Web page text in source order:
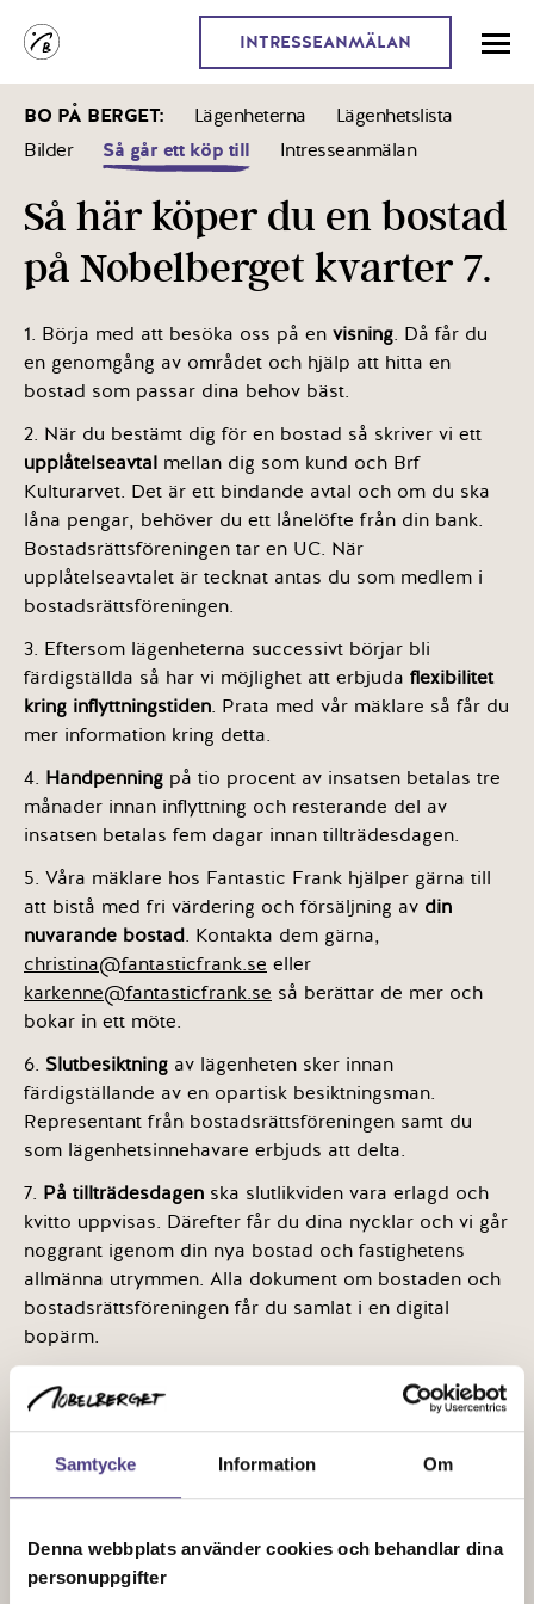
Samtycke Information Om
Denna webbplats använder cookies och behandlar dina
personuppgifter
INTRESSEANMÄLAN
BO PÅ BERGET: Lägenheterna
Lägenhetslista
Bilder
Så går ett köp till Intresseanmälan
Så här köper du en bostad
på Nobelberget kvarter 7.
1. Börja med att besöka oss på en visning. Då får du
en genomgång av området och hjälp att hitta en
bostad som passar dina behov bäst.
2. När du bestämt dig för en bostad så skriver vi ett
upplåtelseavtal mellan dig som kund och Brf
Kulturarvet. Det är ett bindande avtal och om du ska
låna pengar, behöver du ett lånelöfte från din bank.
Bostadsrättsföreningen tar en UC. När
upplåtelseavtalet är tecknat antas du som medlem i
bostadsrättsföreningen.
3. Eftersom lägenheterna successivt börjar bli
färdigställda så har vi möjlighet att erbjuda flexibilitet
kring inflyttningstiden. Prata med vår mäklare så får du
mer information kring detta.
4. Handpenning på tio procent av insatsen betalas tre
månader innan inflyttning och resterande del av
insatsen betalas fem dagar innan tillträdesdagen.
5. Våra mäklare hos Fantastic Frank hjälper gärna till
att bistå med fri värdering och försäljning av din
nuvarande bostad. Kontakta dem gärna,
christina@fantasticfrank.se eller
karkenne@fantasticfrank.se så berättar de mer och
bokar in ett möte.
6. Slutbesiktning av lägenheten sker innan
färdigställande av en opartisk besiktningsman.
Representant från bostadsrättsföreningen samt du
som lägenhetsinnehavare erbjuds att delta.
7. På tillträdesdagen ska slutlikviden vara erlagd och
kvitto uppvisas. Därefter får du dina nycklar och vi går
noggrant igenom din nya bostad och fastighetens
allmänna utrymmen. Alla dokument om bostaden och
bostadsrättsföreningen får du samlat i en digital
bopärm.
8. Atrium Ljungberg har satt samman den första
styrelsen i bostadsrättsföreningen
, en så kallad
byggande styrelse. Denna styrelse förvaltar
föreningens intressen fram till ca sex månader efter
godkänd slutbesiktning av fastigheten. Därefter kallas
bestående av föreningens medlemmar röstas fram av
alla boende. Denna styrelse driver sedan